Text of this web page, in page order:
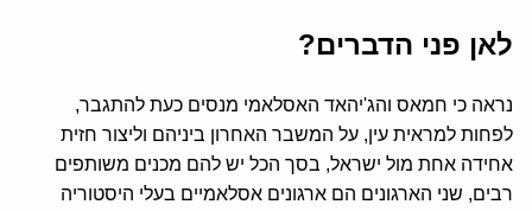
לאן פני הדברים?
נראה כי חמאס והג'יהאד האסלאמי מנסים כעת להתגבר,
לפחות למראית עין, על המשבר האחרון ביניהם וליצור חזית
אחידה אחת מול ישראל, בסך הכל יש להם מכנים משותפים
רבים, שני הארגונים הם ארגונים אסלאמיים בעלי היסטוריה